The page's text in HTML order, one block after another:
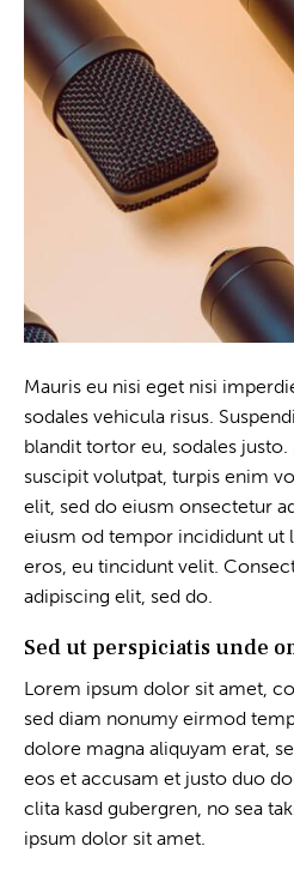
Mauris eu nisi eget nisi
sodales vehicula risus.
blandit tortor eu, sodales
suscipit volutpat, turpis enim
elit, sed do eiusm onsectetur
eiusm od tempor incididunt ut
eros, eu tincidunt velit.
adipiscing elit, sed do.
Sed ut perspiciatis unde
Lorem ipsum dolor sit amet,
sed diam nonumy eirmod
dolore magna aliquyam erat,
eos et accusam et justo duo
clita kasd gubergren, no sea
ipsum dolor sit amet.